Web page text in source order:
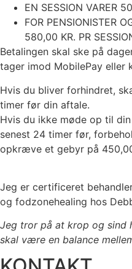
EN SESSION VARER
FOR PENSIONISTER
580,00 KR. PR
Betalingen skal ske på
tager imod MobilePay eller
Hvis du bliver forhindret,
timer før din aftale.
Hvis du ikke møde op til
senest 24 timer før,
opkræve et gebyr på
Jeg er certificeret
og fodzonehealing hos
Jeg tror på at krop og sind
skal være en balance